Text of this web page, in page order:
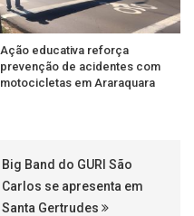
Ação educativa reforça
prevenção de acidentes com
motocicletas em Araraquara
Big Band do GURI São
Carlos se apresenta em
Santa Gertrudes